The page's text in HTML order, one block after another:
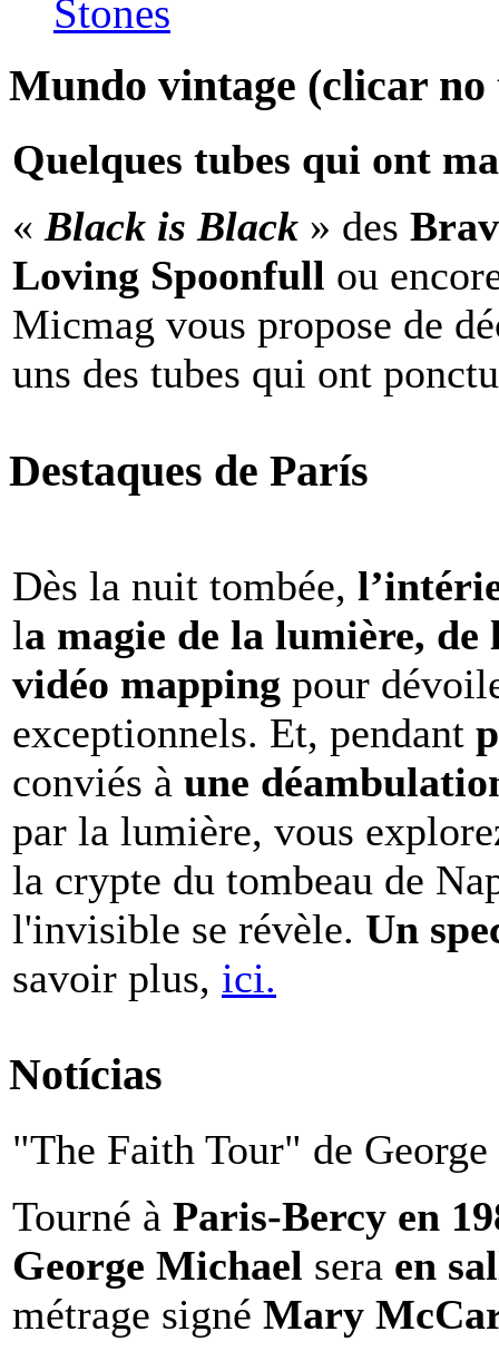
Stones
Mundo vintage (clicar
Quelques tubes qui ont
« Black is Black » des
Loving Spoonfull ou
Micmag vous propose de
uns des tubes qui ont
Destaques de París
Dès la nuit tombée,
la magie de la lumière,
vidéo mapping pour
exceptionnels. Et, pendant
conviés à une
par la lumière, vous
la crypte du tombeau de
l'invisible se révèle. Un
savoir plus, ici.
Notícias
"The Faith Tour" de
Tourné à Paris-Bercy en
George Michael sera en
métrage signé Mary